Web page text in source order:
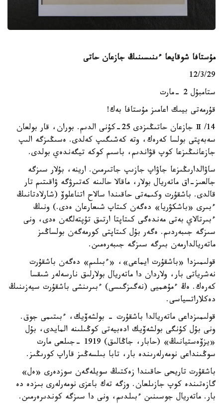
مۇستافا شوقايعا ءىنىسىنىڭ جازعان حاتى
12/3/29
ستامبۇل 2 -مارت
قۇرمەتى بيىك اعامىز مۇستافا بەك!
14/ Ⅱ جازعان حاتىڭىزدى 25-كۇنى الدىم. بوران، قار بولعان
سەبەپتى بولسا كەرەك، وتە كەشىگىپ كەلدى. ەسىڭىزگە الىپ
جازعانىڭىزعا كوپ قۋاندىم، باسىم كوكە تيگەندەي بولدى.
ساۋالدارىڭىزعا جاۋاپ جازىپ جاتىرمىن. ارينە، بۇلار سىزگە
جالعىز-اق ماتەريال بولار، ماقالا حالىنە كەتىرۋگە ۋاقىتىم تار
قالدى. باشقۇرت وكىمەتى حاقىندا سالاح اتناعلوۆ (شارلادتانىڭ
ءبىرى «باشكۋريا» دەگەن كىتاپ شىعارعان ەدى.) ونىڭ
ءبىرتالاي بەتى مەندەگى كىتاپتا ارتىق تۇپتەلگەن ەدى، ونى
سىزگە جىبەردىم. ەگەر بۇل كىتاپتى كورمەگەن بولساڭىز
ماتەريالدارمەن بىرگە سىزگە جىبەرەمىن.
قولىمىزدا «باشقۇرت ايماعى»، «ءبىلىم» دەگەن باشقۇرت
نەشرياتى بار، ولاردان دا ماتەريال بولارلىق نارسەلەر شىقسا
كەرەك. ەڭ ءمۇھميى (نەگىزگىسى) ءبىرىنشى باشقۇرت سيەزىنىڭ
دەكلاراتسياسى.
قولىمىزداعى ماتەريالدا باشقۇرت - بولشەۆيك، ءبىتىمى جوق.
ونى بۇل كۇنگى بولشەۆيك ادەبيەتى كوڭىلىنە المايدى، بۇل
«يزۆەستيانىڭ» (حابار، جاڭالىق) 1919 -جىلعى مارت
سوڭىنداعى نومەرلەرىندە بار، تابا بىلسەڭىز قاراپ كورىڭىز.
باشقۇرت تاريحى حاقىندا زەكتىڭ سويلەگەن سوزدەرى «ەل»
گازەتىندە كوپ جازىلعان. وزگە تەك باعزى نومەرلەرى بىزدە دە
بار. ماتەريال جوسىنىن ءبىلدىم، ونى دا سىزگە كوندىرەرمىن.